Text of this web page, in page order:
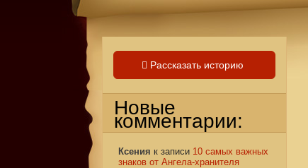
Рассказать историю
Новые
комментарии:
Ксения к записи 10 самых важных
знаков от Ангела-хранителя